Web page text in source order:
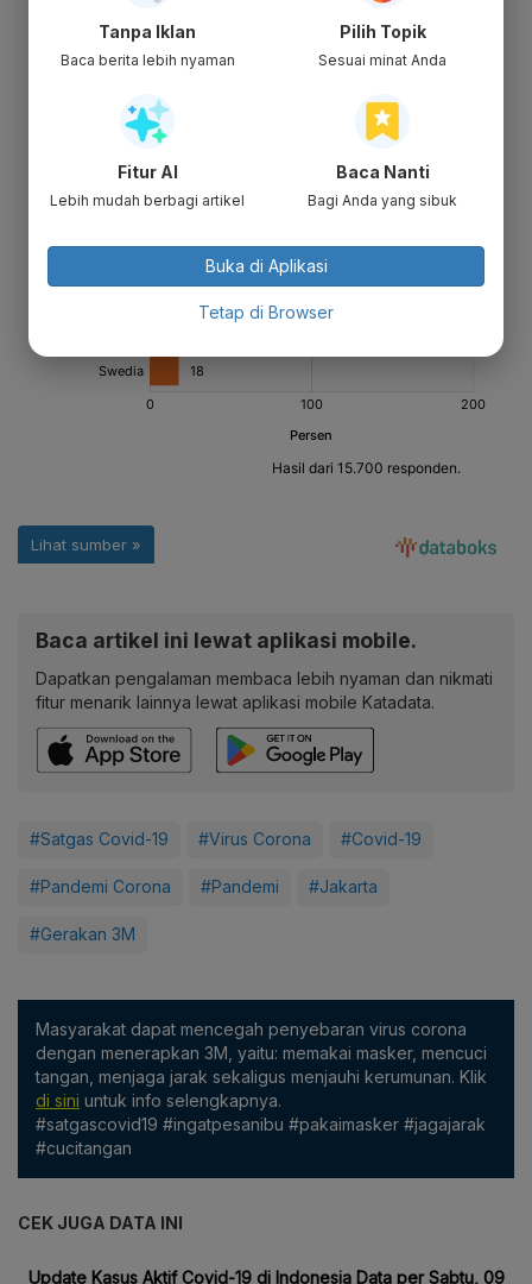
Baca artikel ini lewat aplikasi mobile.
Dapatkan pengalaman membaca lebih nyaman dan nikmati
fitur menarik lainnya lewat aplikasi mobile Katadata.
#Satgas Covid-19 #Virus Corona #Covid-19
#Pandemi Corona #Pandemi #Jakarta
#Gerakan 3M
Masyarakat dapat mencegah penyebaran virus corona
dengan menerapkan 3M, yaitu: memakai masker, mencuci
tangan, menjaga jarak sekaligus menjauhi kerumunan. Klik
di sini untuk info selengkapnya.
#satgascovid19 #ingatpesanibu #pakaimasker #jagajarak
#cucitangan
CEK JUGA DATA INI
Tanpa Iklan
Baca berita lebih nyaman
Pilih Topik
Sesuai minat Anda
Fitur AI
Lebih mudah berbagi artikel
Baca Nanti
Bagi Anda yang sibuk
Buka di Aplikasi
Tetap di Browser